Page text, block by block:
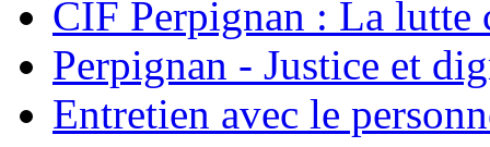
CIF Perpignan : La lutte
Perpignan - Justice et
Entretien avec le